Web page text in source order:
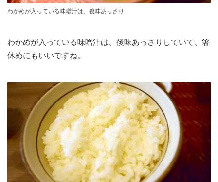
わかめが入っている味噌汁は、後味あっさり
わかめが入っている味噌汁は、後味あっさりしていて、箸
休めにもいいですね。